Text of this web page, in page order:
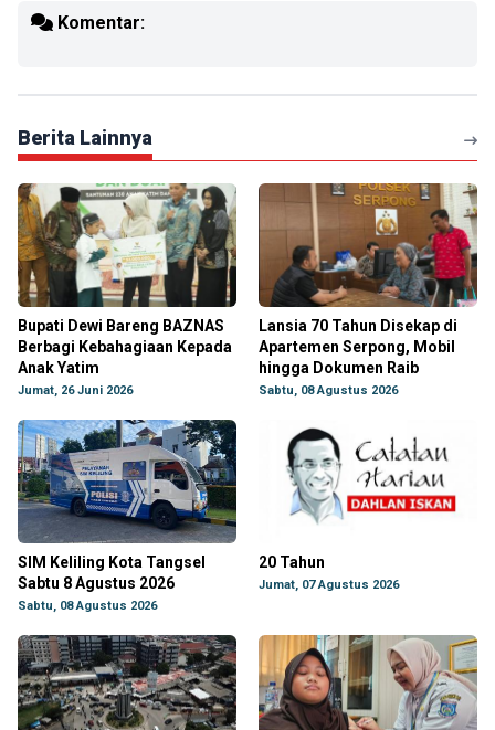
Komentar:
Berita Lainnya
Bupati Dewi Bareng BAZNAS
Berbagi Kebahagiaan Kepada
Anak Yatim
Jumat, 26 Juni 2026
Lansia 70 Tahun Disekap di
Apartemen Serpong, Mobil
hingga Dokumen Raib
Sabtu, 08 Agustus 2026
SIM Keliling Kota Tangsel
Sabtu 8 Agustus 2026
Sabtu, 08 Agustus 2026
20 Tahun
Jumat, 07 Agustus 2026